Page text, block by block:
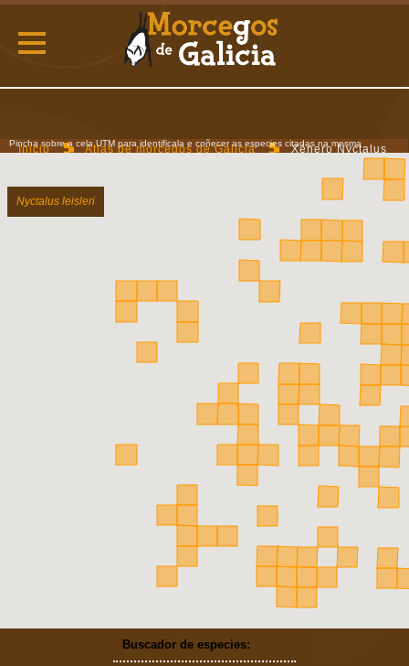
Inicio Atlas de morcegos de Galicia Xénero Nyctalus
Nyctalus leisleri
Pincha sobre a cela UTM para identificala e coñecer as especies citadas na mesma
Buscador de especies: